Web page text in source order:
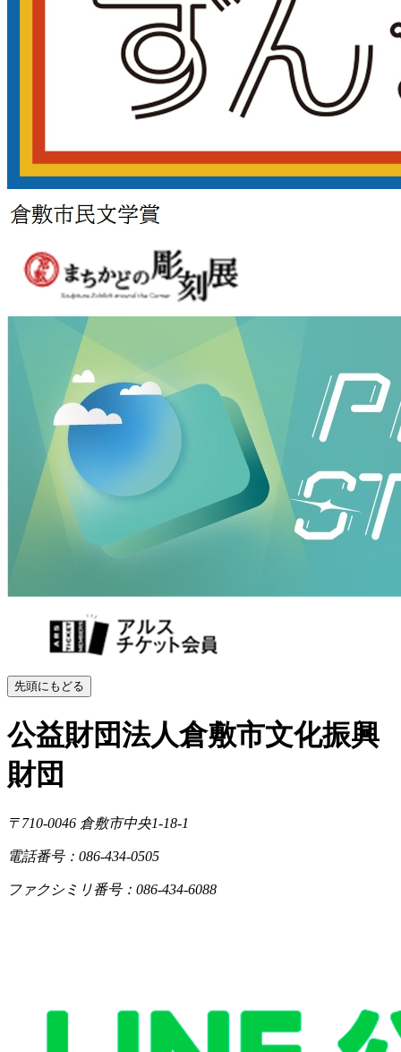
先頭にもどる
公益財団法人倉敷市文化振興
財団
〒710-0046 倉敷市中央1-18-1
電話番号：086-434-0505
ファクシミリ番号：086-434-6088